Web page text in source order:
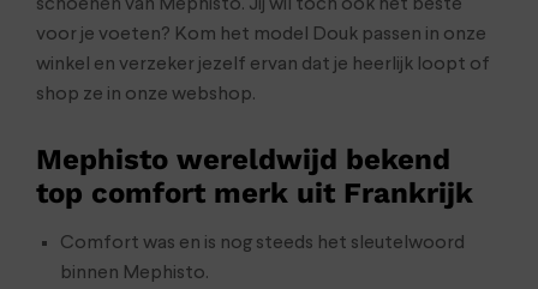
schoenen van Mephisto. Jij wil toch ook het beste
voor je voeten? Kom het model Douk passen in onze
winkel en verzeker jezelf ervan dat je heerlijk loopt of
shop ze in onze webshop.
Mephisto wereldwijd bekend
top comfort merk uit Frankrijk
Comfort was en is nog steeds het sleutelwoord
binnen Mephisto.